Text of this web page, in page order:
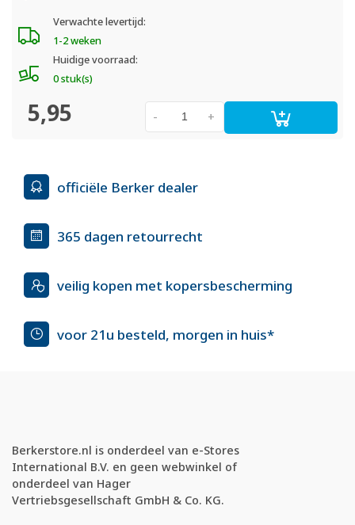
Verwachte levertijd:
1-2 weken
Huidige voorraad:
0 stuk(s)
5,95 +
-
officiële Berker dealer
365 dagen retourrecht
veilig kopen met kopersbescherming
voor 21u besteld, morgen in huis*
Berkerstore.nl is onderdeel van e-Stores
International B.V. en geen webwinkel of
onderdeel van Hager
Vertriebsgesellschaft GmbH & Co. KG.